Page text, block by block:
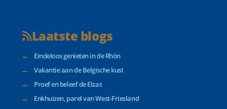
Laatste blogs
Eindeloos genieten in de Rhön
Vakantie aan de Belgische kust
Proef en beleef de Elzas
Enkhuizen, parel van West-Friesland